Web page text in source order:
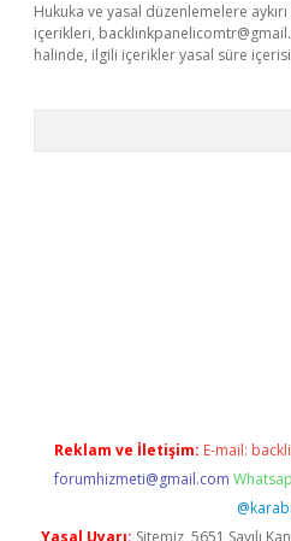
Hukuka ve yasal düzenlemelere
içerikleri,
halinde, ilgili içerikler yasal süre
Reklam ve İletişim: E-mail:
forumhizmeti@gmail.com
Yasal Uyarı: Sitemiz, 5651 Sayılı